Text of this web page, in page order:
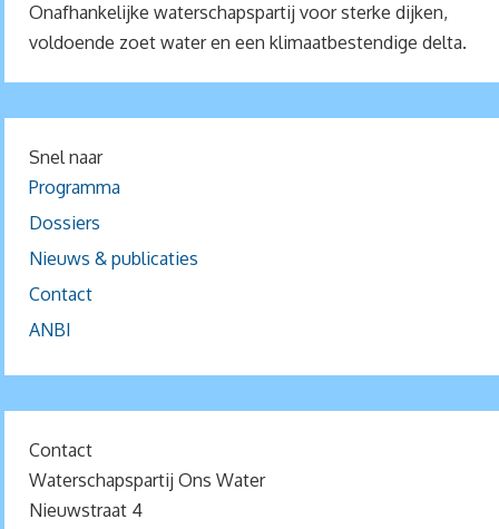
Onafhankelijke waterschapspartij voor sterke dijken,
voldoende zoet water en een klimaatbestendige delta.
Snel naar
Programma
Dossiers
Nieuws & publicaties
Contact
ANBI
Contact
Waterschapspartij Ons Water
Nieuwstraat 4